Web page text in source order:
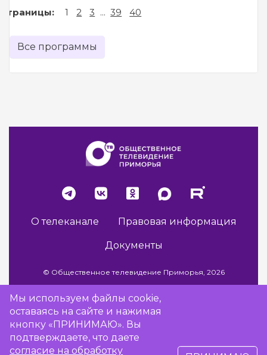
Страницы: 1 2 3 ... 39 40
Все программы
О телеканале Правовая информация
Документы
© Общественное телевидение Приморья, 2026
Разработка сайта -Vladweb
Мы используем файлы cookie,
оставаясь на сайте и нажимая
кнопку «ПРИНИМАЮ». Вы
подтверждаете, что даете
согласие на обработку